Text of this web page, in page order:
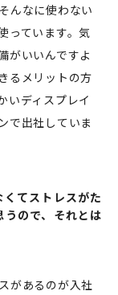
んなに使わない
っています。気
がいいんですよ
るメリットの方
いディスプレイ
で出社していま
てストレスがた
ので、それとは
があるのが入社